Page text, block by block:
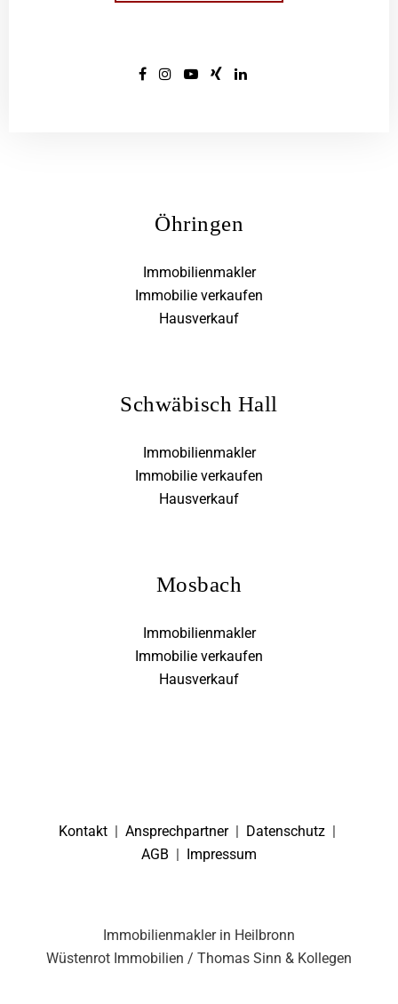
Öhringen
Immobilienmakler
Immobilie verkaufen
Hausverkauf
Schwäbisch Hall
Immobilienmakler
Immobilie verkaufen
Hausverkauf
Mosbach
Immobilienmakler
Immobilie verkaufen
Hausverkauf
Kontakt Ansprechpartner| Datenschutz
AGB
Impressum
Immobilienmakler in Heilbronn
Wüstenrot Immobilien / Thomas Sinn & Kollegen